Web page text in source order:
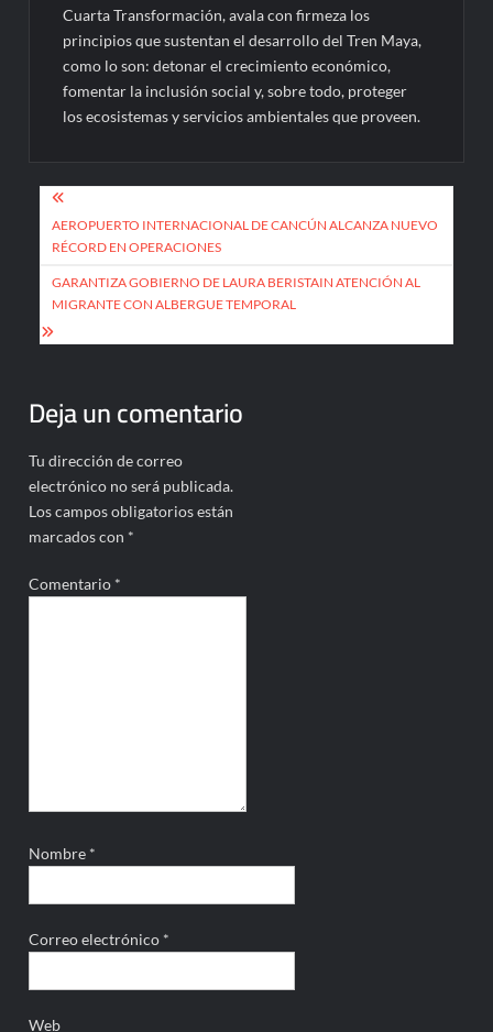
Cuarta Transformación, avala con firmeza los
principios que sustentan el desarrollo del Tren Maya,
como lo son: detonar el crecimiento económico,
fomentar la inclusión social y, sobre todo, proteger
los ecosistemas y servicios ambientales que proveen.
Navegación
de
entradas
AEROPUERTO INTERNACIONAL DE CANCÚN ALCANZA NUEVO
RÉCORD EN OPERACIONES
GARANTIZA GOBIERNO DE LAURA BERISTAIN ATENCIÓN AL
MIGRANTE CON ALBERGUE TEMPORAL
Deja un comentario
Tu dirección de correo
electrónico no será publicada.
Los campos obligatorios están
marcados con *
Comentario *
Nombre *
Correo electrónico *
Web